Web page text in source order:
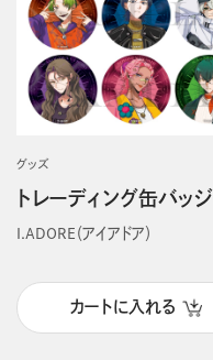
グッズ
トレーディング缶バッジ
I.ADORE（アイアドア）
カートに入れる